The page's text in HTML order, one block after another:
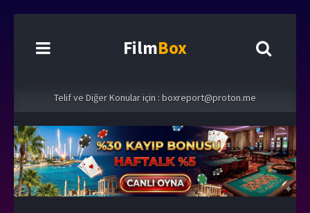
FilmBox
Telif ve Diğer Konular için : boxreport@proton.me